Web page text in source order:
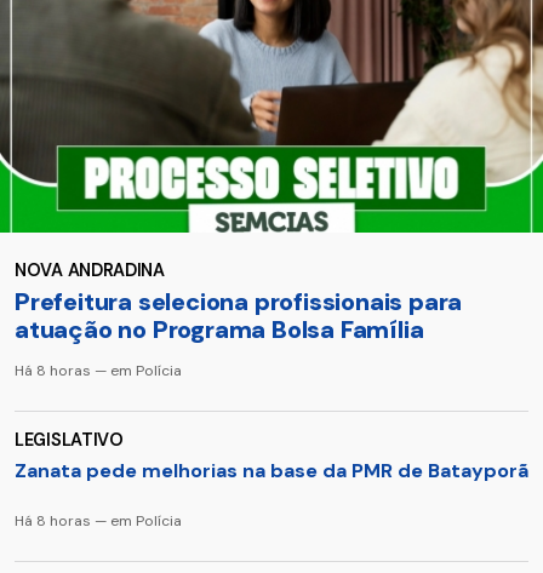
NOVA ANDRADINA
Prefeitura seleciona profissionais para
atuação no Programa Bolsa Família
Há 8 horas — em Polícia
LEGISLATIVO
Zanata pede melhorias na base da PMR de Batayporã
Há 8 horas — em Polícia